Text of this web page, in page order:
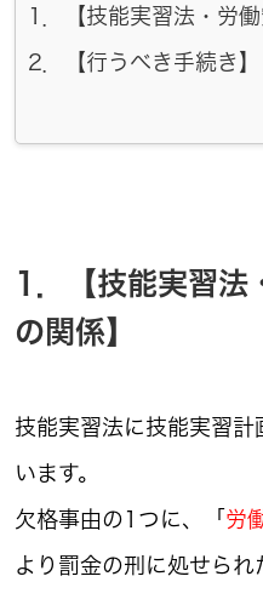
1．【技能実習法・労
2．【行うべき手続き】
1．【技能実習法
の関係】
技能実習法に技能実習計
います。
欠格事由の1つに、「 労
より罰金の刑に処せられ